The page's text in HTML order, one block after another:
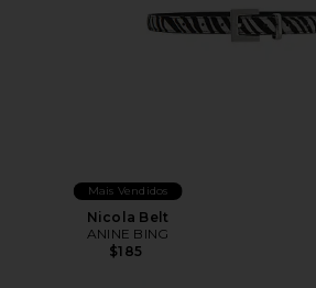
Mais Vendidos
Nicola Belt
ANINE BING
$185